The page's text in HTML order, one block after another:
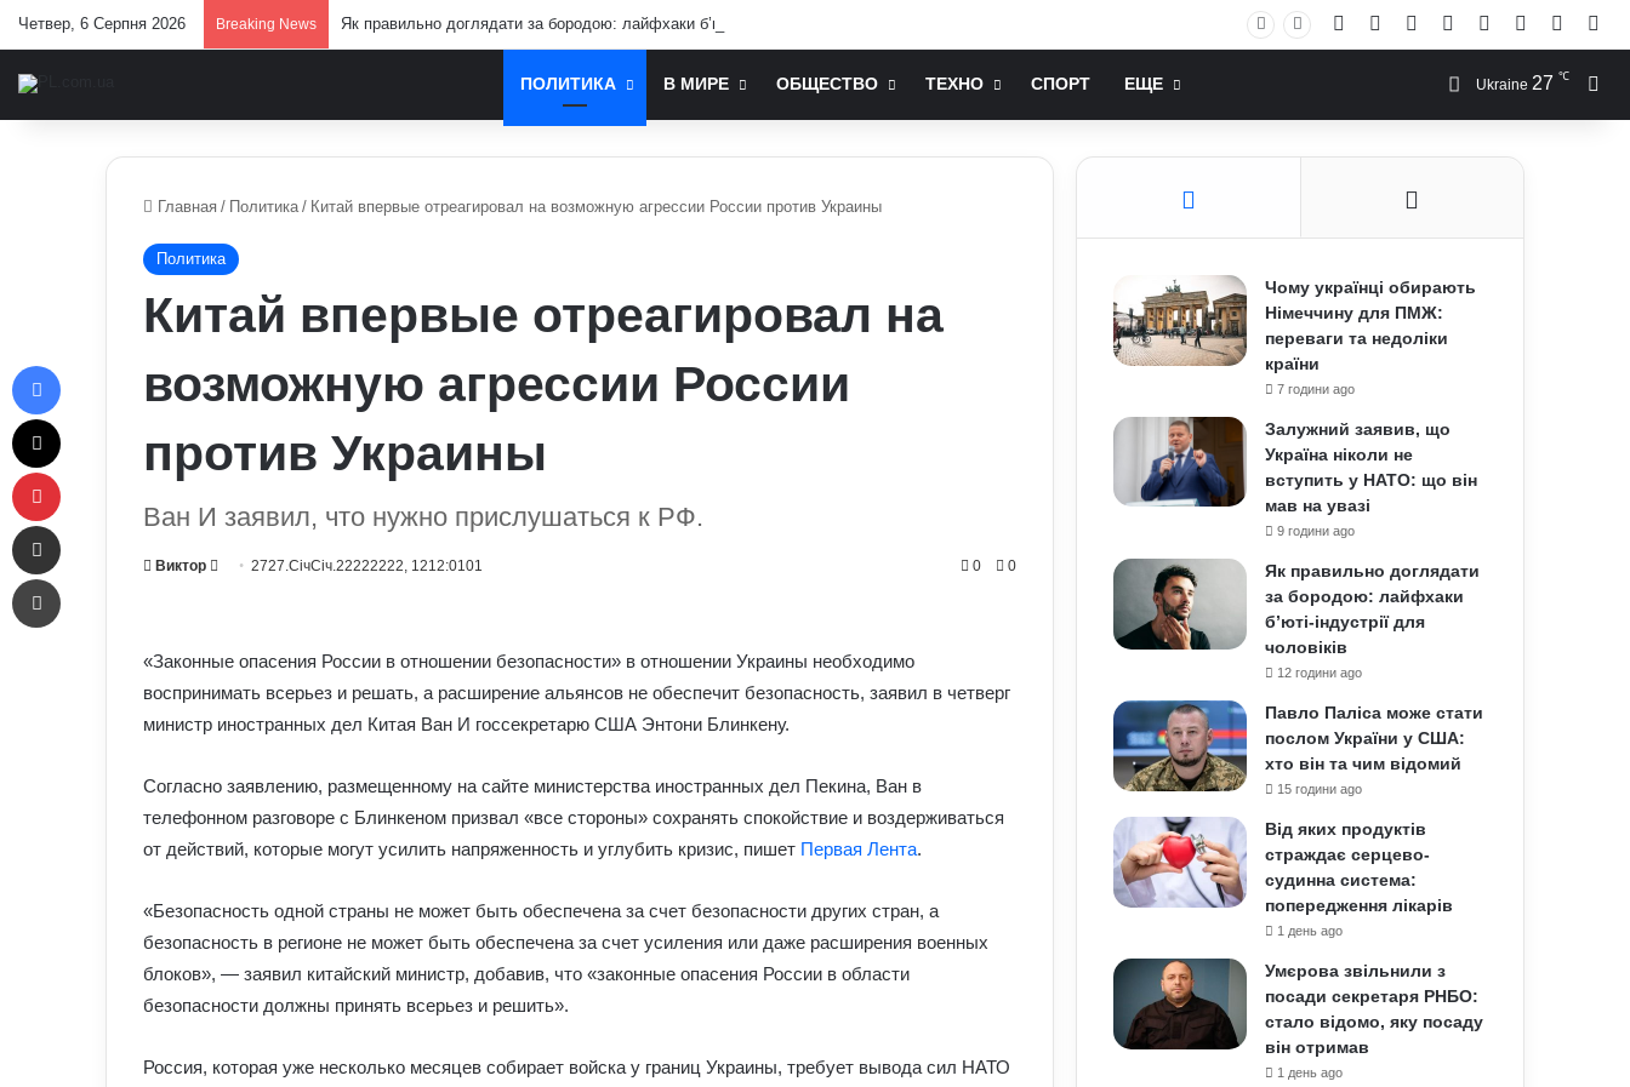
Четвер, 6 Серпня 2026 Breaking News Як правильно доглядати за бородою: лайфхаки б’юті-індустрії для чоловіків Facebook YouTubeInstagram
RSS Log In
ПОЛИТИКА В МИРЕ ОБЩЕСТВО ТЕХНО СПОРТ ЕЩЕ Ukraine 27 ℃
Главная / Политика / Китай впервые отреагировал на возможную агрессии России против Украины
Политика
Китай впервые отреагировал на
возможную агрессии России
против Украины
Ван И заявил, что нужно прислушаться к РФ.
Виктор
Send2727.СічСіч.22222222, 1212:0101 0 0
«Законные опасения России в отношении безопасности» в отношении Украины необходимо
воспринимать всерьез и решать, а расширение альянсов не обеспечит безопасность, заявил в четверг
министр иностранных дел Китая Ван И госсекретарю США Энтони Блинкену.
Согласно заявлению, размещенному на сайте министерства иностранных дел Пекина, Ван в
телефонном разговоре с Блинкеном призвал «все стороны» сохранять спокойствие и воздерживаться
от действий, которые могут усилить напряженность и углубить кризис, пишет Первая Лента.
«Безопасность одной страны не может быть обеспечена за счет безопасности других стран, а
безопасность в регионе не может быть обеспечена за счет усиления или даже расширения военных
блоков», — заявил китайский министр, добавив, что «законные опасения России в области
безопасности должны принять всерьез и решить».
Россия, которая уже несколько месяцев собирает войска у границ Украины, требует вывода сил НАТО
доповів Ільюкевич
Чому українці обирають
Німеччину для ПМЖ:
переваги та недоліки
країни
7 години ago
Залужний заявив, що
Україна ніколи не
вступить у НАТО: що він
мав на увазі
9 години ago
Як правильно доглядати
за бородою: лайфхаки
б’юті-індустрії для
чоловіків
12 години ago
Павло Паліса може стати
послом України у США:
хто він та чим відомий
15 години ago
Від яких продуктів
страждає серцево-
судинна система:
попередження лікарів
1 день ago
Умєрова звільнили з
посади секретаря РНБО:
стало відомо, яку посаду
він отримав
1 день ago